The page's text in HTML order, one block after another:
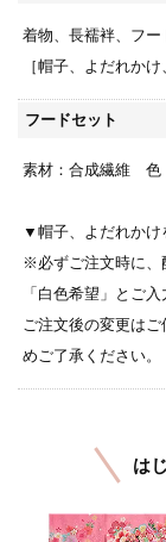
着物、長襦袢、フー
［帽子、よだれか
フードセット
素材：合成繊維 色
▼帽子、よだれかけ
※必ずご注文時に、
「白色希望」とご入
ご注文後の変更は
めご了承ください。
は